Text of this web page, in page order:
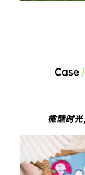
Case /
微醺时